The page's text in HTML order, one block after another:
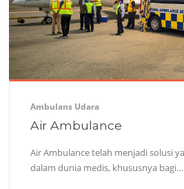
Ambulans Udara
Air Ambulance
Air Ambulance telah menjadi solusi
dalam dunia medis, khususnya bagi…